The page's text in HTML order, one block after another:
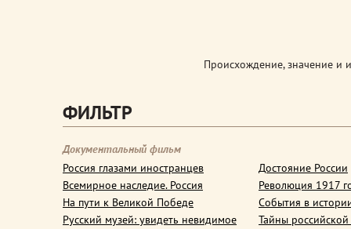
Происхождение, значение и
ФИЛЬТР
Документальный фильм
Россия глазами иностранцев
Всемирное наследие. Россия
На пути к Великой Победе
Русский музей: увидеть невидимое
Достояние России
Революция 1917
События в
Тайны